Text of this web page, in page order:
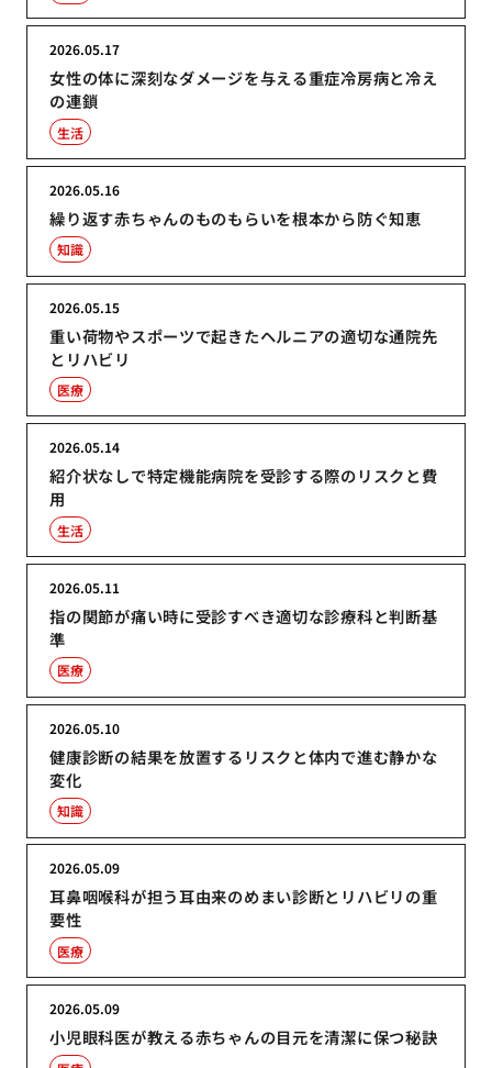
女性の体に深刻なダメージを与える重症冷房病と冷え
の連鎖
2026.05.17
生活
繰り返す赤ちゃんのものもらいを根本から防ぐ知恵
2026.05.16
知識
重い荷物やスポーツで起きたヘルニアの適切な通院先
とリハビリ
2026.05.15
医療
紹介状なしで特定機能病院を受診する際のリスクと費
用
2026.05.14
生活
指の関節が痛い時に受診すべき適切な診療科と判断基
準
2026.05.11
医療
健康診断の結果を放置するリスクと体内で進む静かな
変化
2026.05.10
知識
耳鼻咽喉科が担う耳由来のめまい診断とリハビリの重
要性
2026.05.09
医療
小児眼科医が教える赤ちゃんの目元を清潔に保つ秘訣
2026.05.09